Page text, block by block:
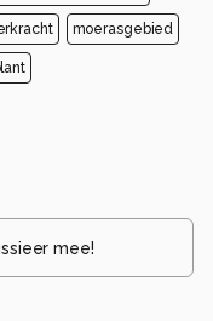
moerasgebied
mee!